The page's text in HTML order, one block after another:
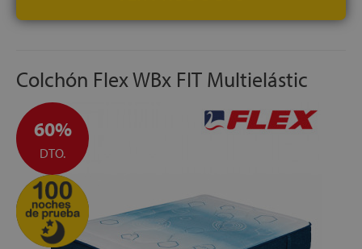
Colchón Flex WBx FIT Multielástic
60%
DTO.